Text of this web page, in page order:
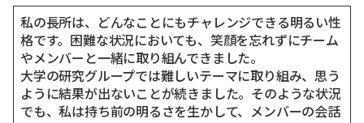
私の長所は、どんなことにもチャレンジできる明るい性
格です。困難な状況においても、笑顔を忘れずにチーム
やメンバーと一緒に取り組んできました。
大学の研究グループでは難しいテーマに取り組み、思う
ように結果が出ないことが続きました。そのような状況
でも、私は持ち前の明るさを生かして、メンバーの会話